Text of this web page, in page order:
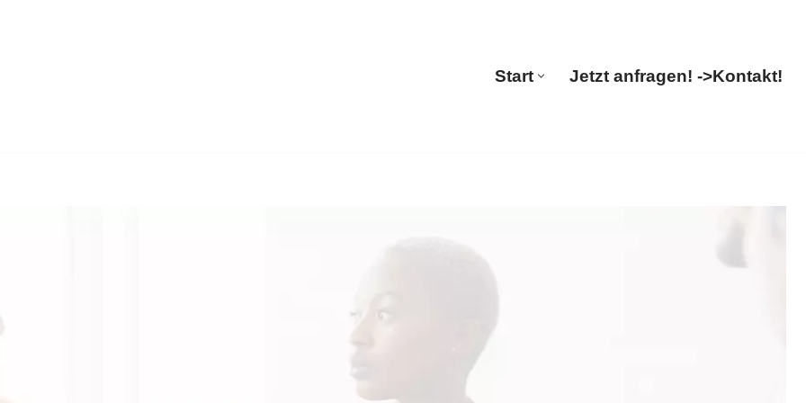
Start Jetzt anfragen! ->Kontakt!